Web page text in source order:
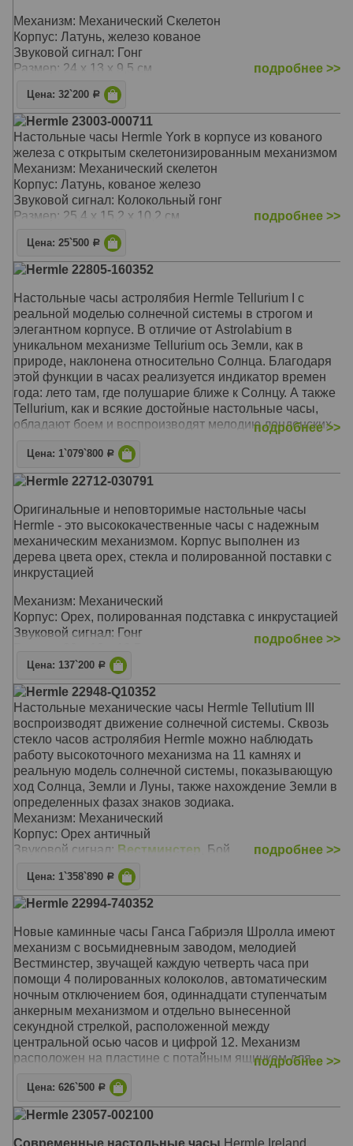
Механизм: Механический Cкелетон
Корпус: Латунь, железо кованое
Звуковой сигнал: Гонг
Размер: 24 х 13 х 9,5 см
подробнее >>
Цена: 32`200 Р
Hermle 23003-000711
Настольные часы Hermle York в корпусе из кованого
железа с открытым скелетонизированным механизмом
Механизм: Механический скелетон
Корпус: Латунь, кованое железо
Звуковой сигнал: Колокольный гонг
Размер: 25,4 х 15,2 х 10,2 см
подробнее >>
Цена: 25`500 Р
Hermle 22805-160352
Настольные часы астролябия Hermle Tellurium I с
реальной моделью солнечной системы в строгом и
элегантном корпусе. В отличие от Astrolabium в
уникальном механизме Tellurium ось Земли, как в
природе, наклонена относительно Солнца. Благодаря
этой функции в часах реализуется индикатор времен
года: лето там, где полушарие ближе к Солнцу. А также
Tellurium, как и всякие достойные настольные часы,
обладают боем и воспроизводят мелодию лондонских
имеется функция автоматического ночного отключения
Корпус: Вишня, хрустальный купол
Размер: 35 х 29 х 29 см
подробнее >>
Цена: 1`079`800 Р
Hermle 22712-030791
Оригинальные и неповторимые настольные часы
Hermle - это высококачественные часы с надежным
механическим механизмом. Корпус выполнен из
дерева цвета орех, стекла и полированной поставки с
инкрустацией
Механизм: Механический
Корпус: Орех, полированная подставка с инкрустацией
Звуковой сигнал: Гонг
подробнее >>
Цена: 137`200 Р
Hermle 22948-Q10352
Настольные механические часы Hermle Tellutium III
воспроизводят движение солнечной системы. Сквозь
стекло часов астролябия Hermle можно наблюдать
работу высокоточного механизма на 11 камнях и
реальную модель солнечной системы, показывающую
ход Солнца, Земли и Луны, также нахождение Земли в
определенных фазах знаков зодиака.
Механизм: Механический
Корпус: Орех античный
Звуковой сигнал: Вестминстер , Бой
Размер: 32 х 32 х 38 см
подробнее >>
Цена: 1`358`890 Р
Hermle 22994-740352
Новые каминные часы Ганса Габриэля Шролла имеют
механизм с восьмидневным заводом, мелодией
Вестминстер, звучащей каждую четверть часа при
помощи 4 полированных колоколов, автоматическим
ночным отключением боя, одиннадцати ступенчатым
анкерным механизмом и отдельно вынесенной
секундной стрелкой, расположенной между
центральной осью часов и цифрой 12. Механизм
расположен на пластине с потайным ящичком для
никелированным латунным ободом филигранной
работы идеально дополняет внешний вид этой
совершенной 'машины времени'. Современный,
минималистский стиль корпуса, выполненный из
подробнее >>
Цена: 626`500 Р
Hermle 23057-002100
Современные настольные часы Hermle Ireland